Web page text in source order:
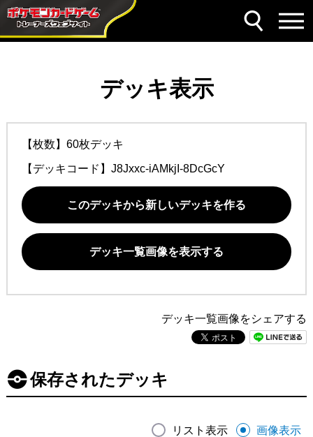
デッキ表示
【枚数】60枚デッキ
【デッキコード】 J8Jxxc-iAMkjI-8DcGcY
このデッキから新しいデッキを作る
デッキ一覧画像を表示する
デッキ一覧画像をシェアする
保存されたデッキ
リスト表示 画像表示